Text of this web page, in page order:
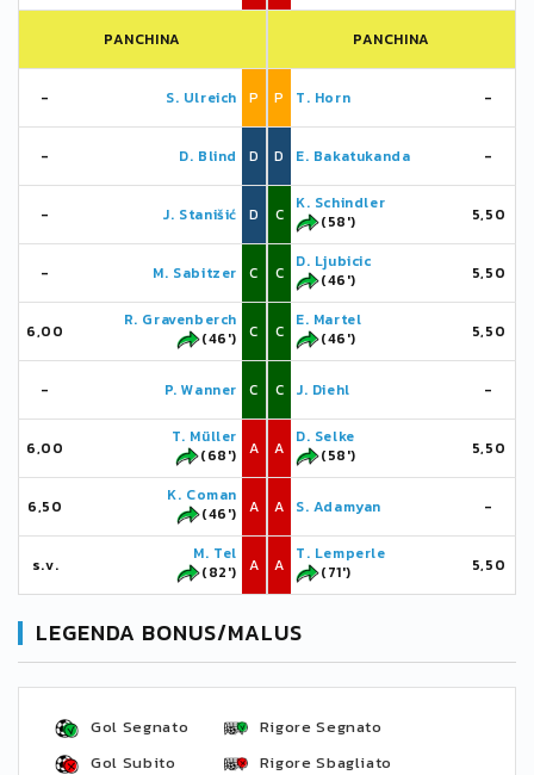
PANCHINA
- S. Ulreich P
- D. Blind D
- J. Stanišić D
- M. Sabitzer C
6,00
R. Gravenberch
(46')
C
- P. Wanner C
6,00
T. Müller
(68')
A
6,50
K. Coman
(46')
A
s.v.
M. Tel
(82')
A
PANCHINA
P T. Horn -
D E. Bakatukanda -
C
K. Schindler
(58')
5,50
C
D. Ljubicic
(46')
5,50
C
E. Martel
(46')
5,50
C J. Diehl -
A
D. Selke
(58')
5,50
A S. Adamyan -
A
T. Lemperle
(71')
5,50
LEGENDA BONUS/MALUS
Gol Segnato
Gol Subito
Rigore Segnato
Rigore Sbagliato